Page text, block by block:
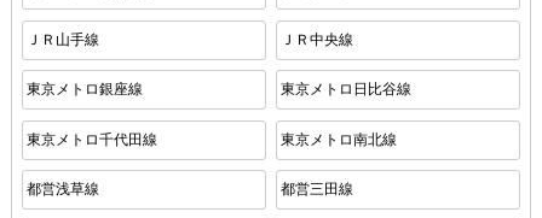
ＪＲ山手線 ＪＲ中央線
東京メトロ銀座線 東京メトロ日比谷線
東京メトロ千代田線 東京メトロ南北線
都営浅草線 都営三田線